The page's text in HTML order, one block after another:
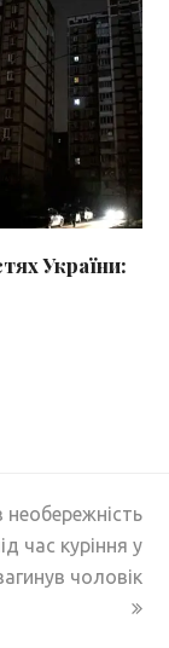
України:
необережність
час куріння у
чоловік